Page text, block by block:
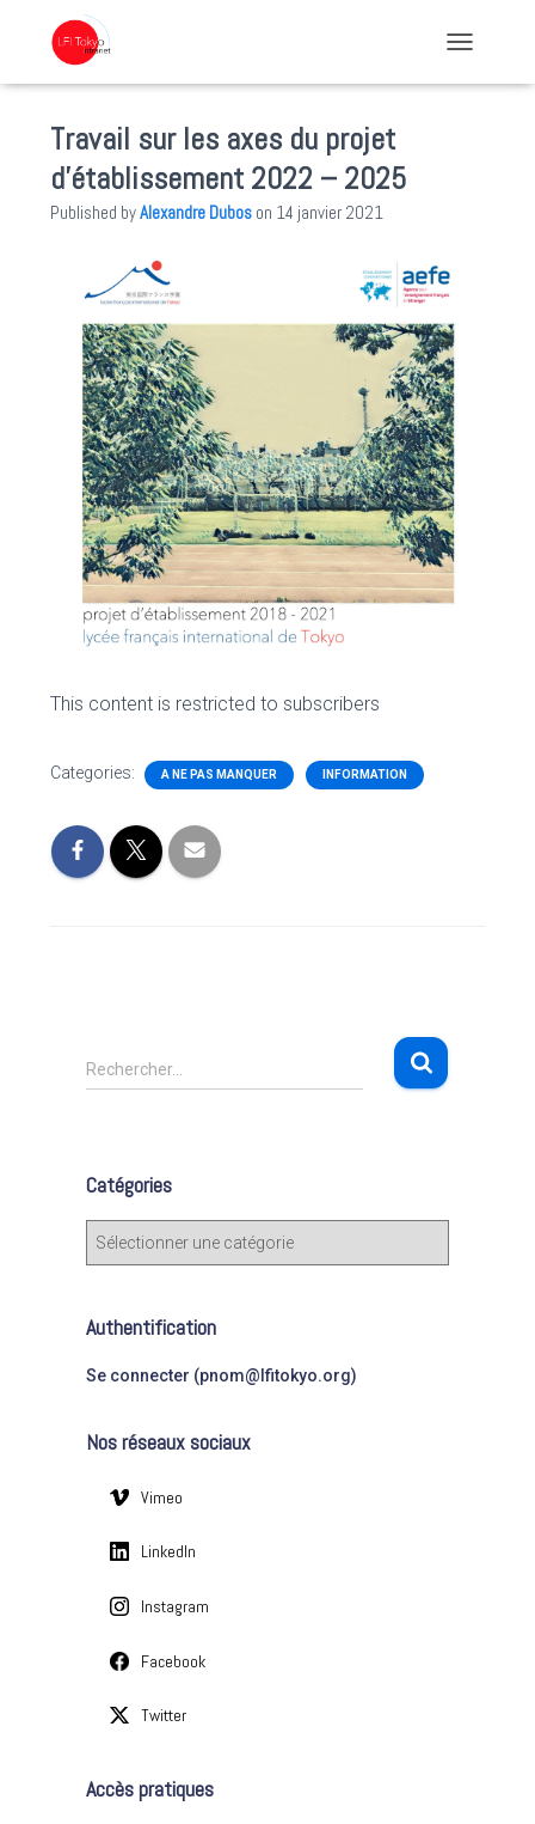
Travail sur les axes du projet
d’établissement 2022 – 2025
Published byAlexandre Dubos on 14 janvier 2021
This content is restricted to subscribers
Categories: A NE PAS MANQUER INFORMATION
R
e
r
c
e
Rechercher…
Catégories
C
g
o
e
Authentification
Se connecter (pnom@lfitokyo.org)
Nos réseaux sociaux
Vimeo
LinkedIn
Instagram
Facebook
Twitter
Accès pratiques